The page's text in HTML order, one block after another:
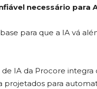
necessário para
para que a IA vá
IA da Procore
projetados para